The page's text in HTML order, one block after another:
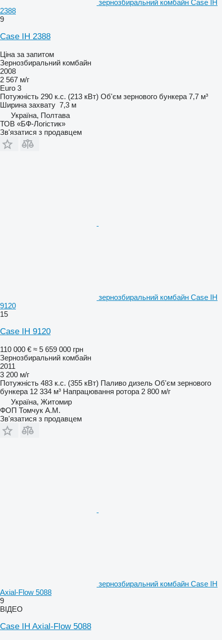
зернозбиральний комбайн Case IH
2388
9
Case IH 2388
Ціна за запитом
Зернозбиральний комбайн
2008
2 567 м/г
Euro 3
Потужність 290 к.с. (213 кВт) Об'єм зернового бункера 7,7 м³
Ширина захвату 7,3 м
Україна, Полтава
ТОВ «БФ-Логістик»
Зв'язатися з продавцем
зернозбиральний комбайн Case IH
9120
15
Case IH 9120
110 000 € ≈ 5 659 000 грн
Зернозбиральний комбайн
2011
3 200 м/г
Потужність 483 к.с. (355 кВт) Паливо дизель Об'єм зернового
бункера 12 334 м³ Напрацювання ротора 2 800 м/г
Україна, Житомир
ФОП Томчук А.М.
Зв'язатися з продавцем
зернозбиральний комбайн Case IH
Axial-Flow 5088
9
ВІДЕО
Case IH Axial-Flow 5088